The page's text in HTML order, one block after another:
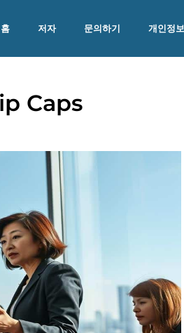
홈 저자 문의하기 개인정
Caps